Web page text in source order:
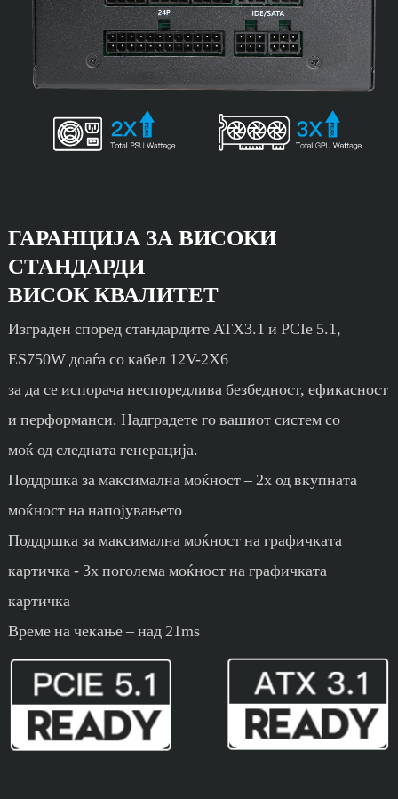
ГАРАНЦИЈА ЗА ВИСОКИ
СТАНДАРДИ
ВИСОК КВАЛИТЕТ
Изграден според стандардите ATX3.1 и PCIe 5.1,
ES750W доаѓа со кабел 12V-2X6
за да се испорача неспоредлива безбедност, ефикасност
и перформанси. Надградете го вашиот систем со
моќ од следната генерација.
Поддршка за максимална моќност – 2x од вкупната
моќност на напојувањето
Поддршка за максимална моќност на графичката
картичка - 3x поголема моќност на графичката
картичка
Време на чекање – над 21ms